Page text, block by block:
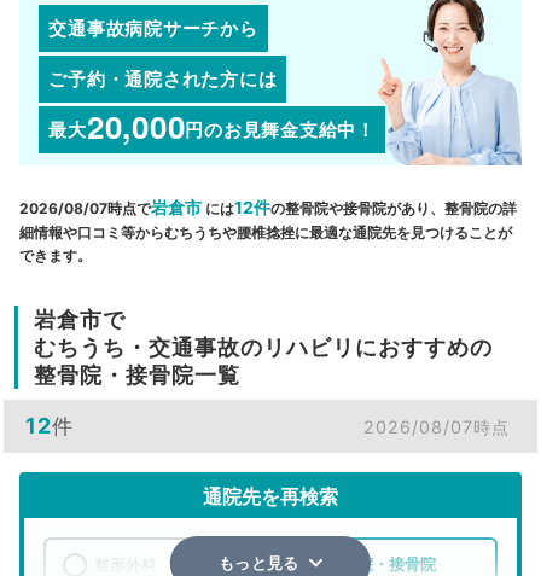
交通事故病院サーチから
ご予約・通院された方には
最大20,000円のお見舞金支給中！
2026/08/07時点で岩倉市 には12件の整骨院や接骨院があり、整骨院の詳
細情報や口コミ等からむちうちや腰椎捻挫に最適な通院先を見つけることが
できます。
岩倉市で
むちうち・交通事故のリハビリにおすすめの
整骨院・接骨院一覧
12件 2026/08/07時点
通院先を再検索
整骨院・接骨院
もっと見る